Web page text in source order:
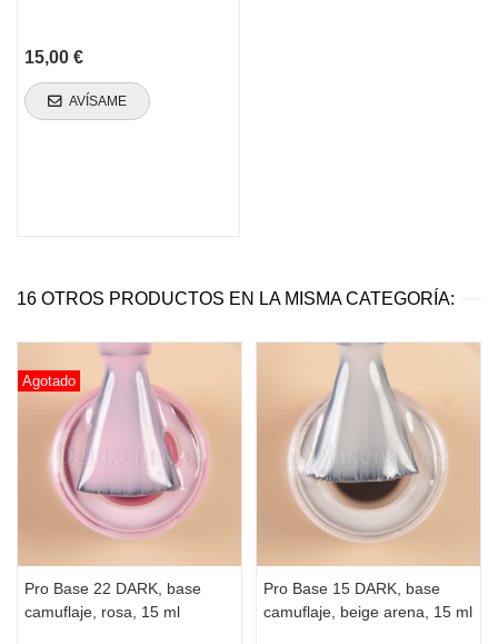
15,00 €
AVÍSAME
16 OTROS PRODUCTOS EN LA MISMA CATEGORÍA:
Agotado
Pro Base 22 DARK, base
camuflaje, rosa, 15 ml
Pro Base 15 DARK, base
camuflaje, beige arena, 15 ml